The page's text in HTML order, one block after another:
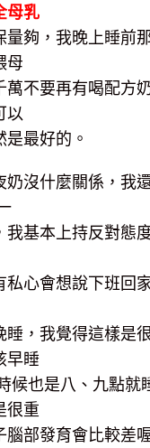
母乳
量夠，我晚上睡前
母
萬不要再有喝配方
以
最好的。
奶沒什麼關係，我
我基本上持反對態
私心會想說下班回
睡，我覺得這樣是
早睡
候也是八、九點就
很重
腦部發育會比較差